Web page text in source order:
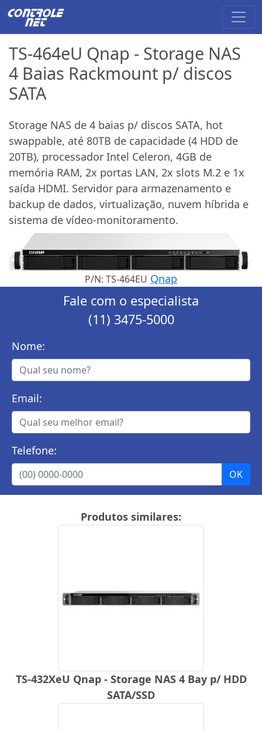
TS-464eU Qnap - Storage NAS
4 Baias Rackmount p/ discos
SATA
Storage NAS de 4 baias p/ discos SATA, hot
swappable, até 80TB de capacidade (4 HDD de
20TB), processador Intel Celeron, 4GB de
memória RAM, 2x portas LAN, 2x slots M.2 e 1x
saída HDMI. Servidor para armazenamento e
backup de dados, virtualização, nuvem híbrida e
sistema de vídeo-monitoramento.
P/N: TS-464EU Qnap
Fale com o especialista
(11) 3475-5000
Nome:
Email:
Telefone:
Produtos similares:
TS-432XeU Qnap - Storage NAS 4 Bay p/ HDD
SATA/SSD